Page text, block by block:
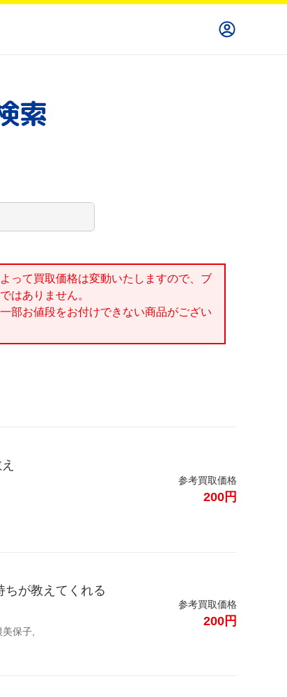
索
って買取価格は変動いたしますので、ブ
はありません。
部お値段をお付けできない商品がござい
参考買取価格
200円
が教えてくれる
美保子,
参考買取価格
200円